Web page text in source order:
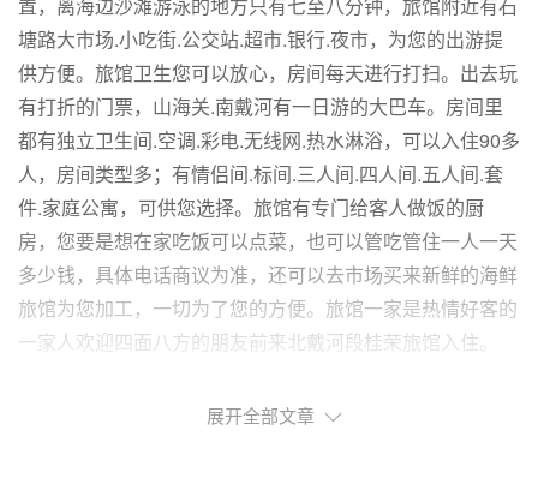
置，离海边沙滩游泳的地方只有七至八分钟，旅馆附近有石
塘路大市场.小吃街.公交站.超市.银行.夜市，为您的出游提
供方便。旅馆卫生您可以放心，房间每天进行打扫。出去玩
有打折的门票，山海关.南戴河有一日游的大巴车。房间里
都有独立卫生间.空调.彩电.无线网.热水淋浴，可以入住90多
人，房间类型多；有情侣间.标间.三人间.四人间.五人间.套
件.家庭公寓，可供您选择。旅馆有专门给客人做饭的厨
房，您要是想在家吃饭可以点菜，也可以管吃管住一人一天
多少钱，具体电话商议为准，还可以去市场买来新鲜的海鲜
旅馆为您加工，一切为了您的方便。旅馆一家是热情好客的
一家人欢迎四面八方的朋友前来北戴河段桂荣旅馆入住。
展开全部文章